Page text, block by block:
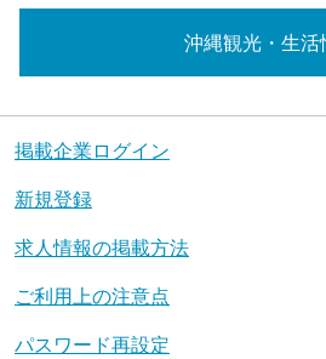
沖縄観光・生活
掲載企業ログイン
新規登録
求人情報の掲載方法
ご利用上の注意点
パスワード再設定